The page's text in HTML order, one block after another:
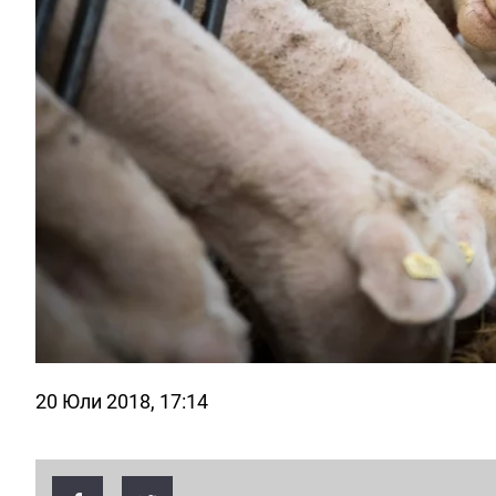
20 Юли 2018, 17:14